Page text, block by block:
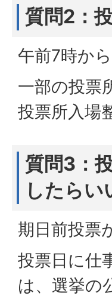
質問2：
午前7時か
一部の投票
投票所入場
質問3：
したらい
期日前投票
投票日に仕
は、選挙の